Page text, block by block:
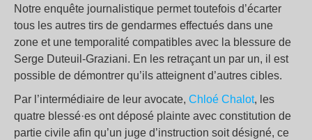
Notre enquête journalistique permet toutefois d’écarter
tous les autres tirs de gendarmes effectués dans une
zone et une temporalité compatibles avec la blessure de
Serge Duteuil-Graziani. En les retraçant un par un, il est
possible de démontrer qu’ils atteignent d’autres cibles.
Par l’intermédiaire de leur avocate, Chloé Chalot, les
quatre blessé·es ont déposé plainte avec constitution de
partie civile afin qu’un juge d’instruction soit désigné, ce